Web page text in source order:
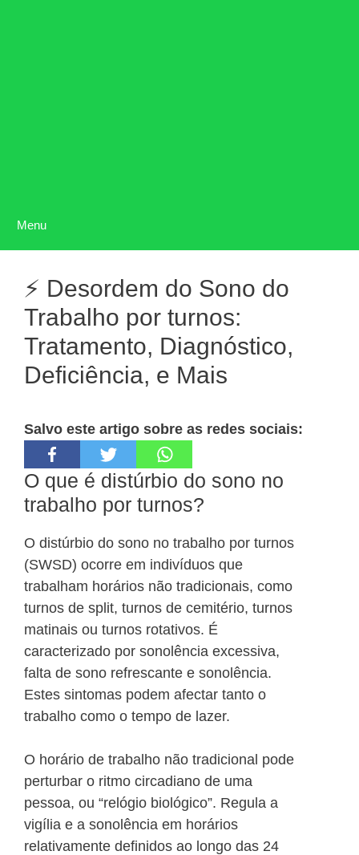
Menu
⚡ Desordem do Sono do
Trabalho por turnos:
Tratamento, Diagnóstico,
Deficiência, e Mais
Salvo este artigo sobre as redes sociais:
O que é distúrbio do sono no
trabalho por turnos?
O distúrbio do sono no trabalho por turnos
(SWSD) ocorre em indivíduos que
trabalham horários não tradicionais, como
turnos de split, turnos de cemitério, turnos
matinais ou turnos rotativos. É
caracterizado por sonolência excessiva,
falta de sono refrescante e sonolência.
Estes sintomas podem afectar tanto o
trabalho como o tempo de lazer.
O horário de trabalho não tradicional pode
perturbar o ritmo circadiano de uma
pessoa, ou “relógio biológico”. Regula a
vigília e a sonolência em horários
relativamente definidos ao longo das 24